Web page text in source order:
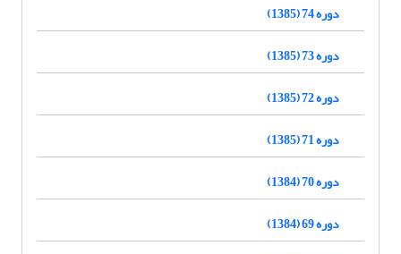
دوره 74 (1385)
دوره 73 (1385)
دوره 72 (1385)
دوره 71 (1385)
دوره 70 (1384)
دوره 69 (1384)